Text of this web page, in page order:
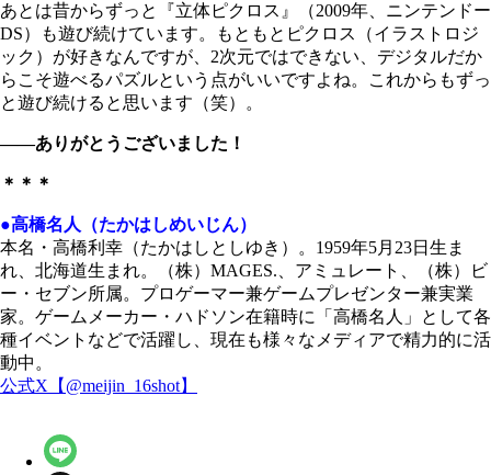
あとは昔からずっと『立体ピクロス』（2009年、ニンテンドー
DS）も遊び続けています。もともとピクロス（イラストロジ
ック）が好きなんですが、2次元ではできない、デジタルだか
らこそ遊べるパズルという点がいいですよね。これからもずっ
と遊び続けると思います（笑）。
――ありがとうございました！
＊＊＊
●高橋名人（たかはしめいじん）
本名・高橋利幸（たかはしとしゆき）。1959年5月23日生ま
れ、北海道生まれ。（株）MAGES.、アミュレート、（株）ビ
ー・セブン所属。プロゲーマー兼ゲームプレゼンター兼実業
家。ゲームメーカー・ハドソン在籍時に「高橋名人」として各
種イベントなどで活躍し、現在も様々なメディアで精力的に活
動中。
公式X【@meijin_16shot】